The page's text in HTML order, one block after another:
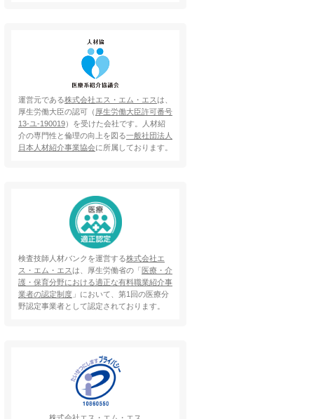
運営元である株式会社エス・エム・エスは、
厚生労働大臣の認可（ 厚生労働大臣許可番号
13-ユ-190019）を受けた会社です。人材紹
介の専門性と倫理の向上を図る一般社団法人
日本人材紹介事業協会に所属しております。
検査技師人材バンクを運営する株式会社エ
ス・エム・エスは、厚生労働省の「 医療・介
護・保育分野における適正な有料職業紹介事
業者の認定制度」において、第1回の医療分
野認定事業者として認定されております。